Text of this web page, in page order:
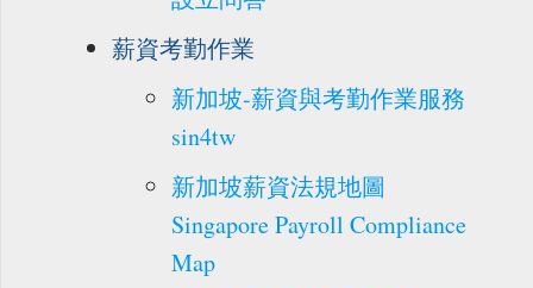
薪資考勤作業
新加坡-薪資與考勤作業服務
sin4tw
新加坡薪資法規地圖
Singapore Payroll Compliance
Map